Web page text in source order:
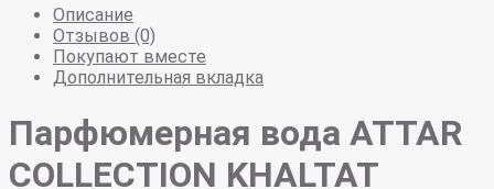
Описание
Отзывов (0)
Покупают вместе
Дополнительная вкладка
Парфюмерная вода ATTAR
COLLECTION KHALTAT